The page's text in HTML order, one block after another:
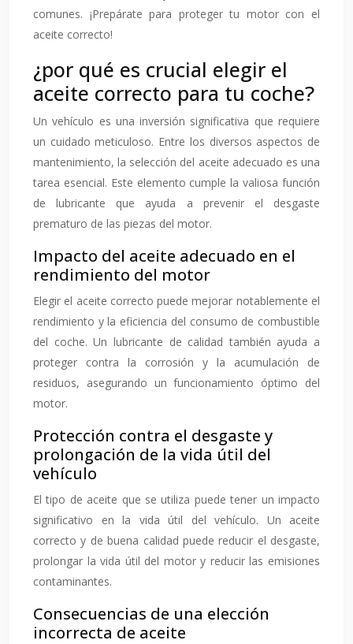
comunes. ¡Prepárate para proteger tu motor con el
aceite correcto!
¿por qué es crucial elegir el
aceite correcto para tu coche?
Un vehículo es una inversión significativa que requiere
un cuidado meticuloso. Entre los diversos aspectos de
mantenimiento, la selección del aceite adecuado es una
tarea esencial. Este elemento cumple la valiosa función
de lubricante que ayuda a prevenir el desgaste
prematuro de las piezas del motor.
Impacto del aceite adecuado en el
rendimiento del motor
Elegir el aceite correcto puede mejorar notablemente el
rendimiento y la eficiencia del consumo de combustible
del coche. Un lubricante de calidad también ayuda a
proteger contra la corrosión y la acumulación de
residuos, asegurando un funcionamiento óptimo del
motor.
Protección contra el desgaste y
prolongación de la vida útil del
vehículo
El tipo de aceite que se utiliza puede tener un impacto
significativo en la vida útil del vehículo. Un aceite
correcto y de buena calidad puede reducir el desgaste,
prolongar la vida útil del motor y reducir las emisiones
contaminantes.
Consecuencias de una elección
incorrecta de aceite